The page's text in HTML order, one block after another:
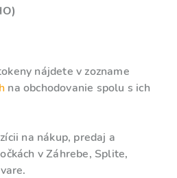
nájdete v zozname
na obchodovanie spolu s ich
na nákup, predaj a
v Záhrebe, Splite,